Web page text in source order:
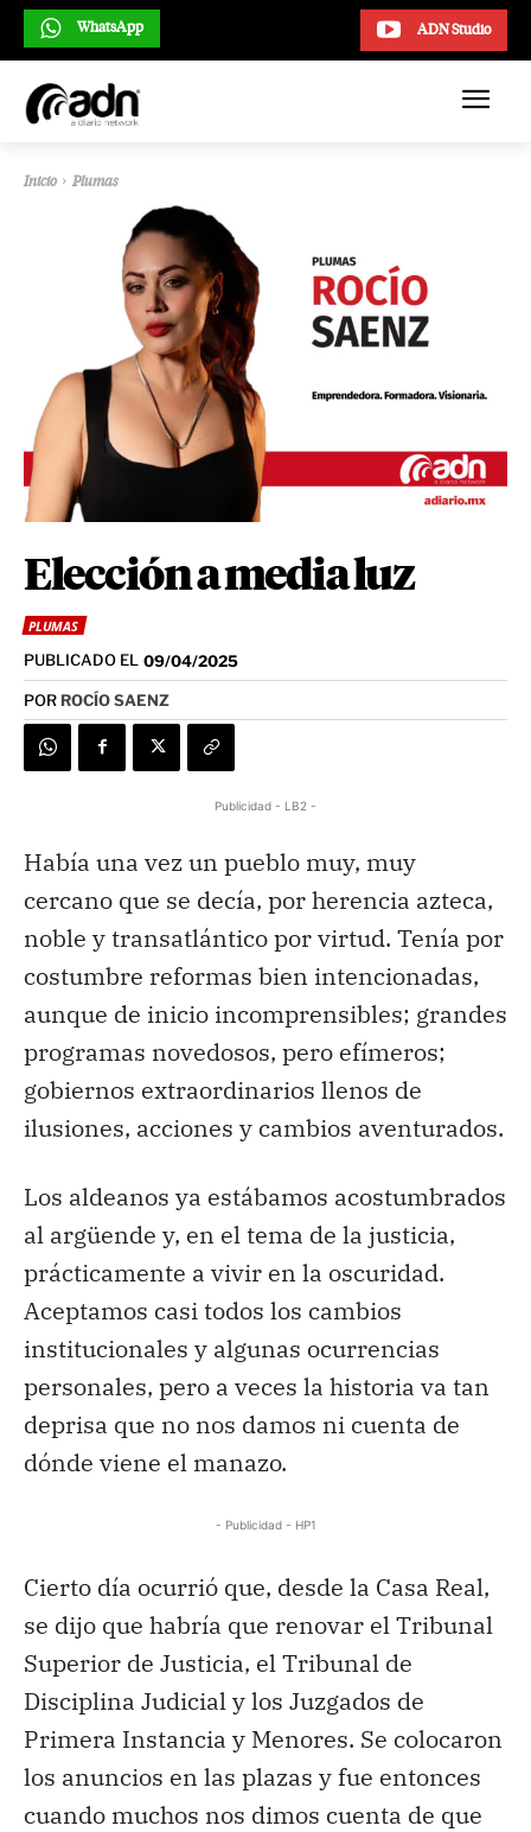
ADN Studio
WhatsApp
Inicio Plumas
Elección a media luz
PLUMAS
PUBLICADO EL 09/04/2025
POR ROCÍO SAENZ
Publicidad - LB2 -
Había una vez un pueblo muy, muy
cercano que se decía, por herencia azteca,
noble y transatlántico por virtud. Tenía por
costumbre reformas bien intencionadas,
aunque de inicio incomprensibles; grandes
programas novedosos, pero efímeros;
gobiernos extraordinarios llenos de
ilusiones, acciones y cambios aventurados.
Los aldeanos ya estábamos acostumbrados
al argüende y, en el tema de la justicia,
prácticamente a vivir en la oscuridad.
Aceptamos casi todos los cambios
institucionales y algunas ocurrencias
personales, pero a veces la historia va tan
deprisa que no nos damos ni cuenta de
dónde viene el manazo.
- Publicidad - HP1
Cierto día ocurrió que, desde la Casa Real,
se dijo que habría que renovar el Tribunal
Superior de Justicia, el Tribunal de
Disciplina Judicial y los Juzgados de
Primera Instancia y Menores. Se colocaron
los anuncios en las plazas y fue entonces
cuando muchos nos dimos cuenta de que